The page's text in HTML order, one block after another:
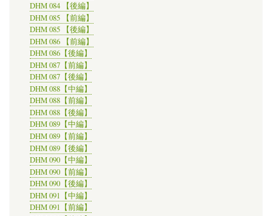
DHM 084 【後編】
DHM 085 【前編】
DHM 085 【後編】
DHM 086 【前編】
DHM 086【後編】
DHM 087【前編】
DHM 087【後編】
DHM 088【中編】
DHM 088【前編】
DHM 088【後編】
DHM 089【中編】
DHM 089【前編】
DHM 089【後編】
DHM 090【中編】
DHM 090【前編】
DHM 090【後編】
DHM 091【中編】
DHM 091【前編】